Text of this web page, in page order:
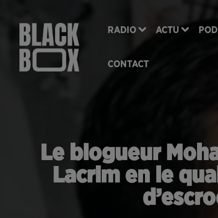
RADIO ACTU
CONTACT
Le blogueur
Lacrim en le